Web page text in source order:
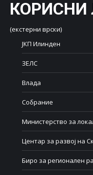
КОРИСНИ
(екстерни врски)
ЈКП Илинден
ЗЕЛС
Влада
Собрание
Министерство за
Центар за развој на
Биро за регионален